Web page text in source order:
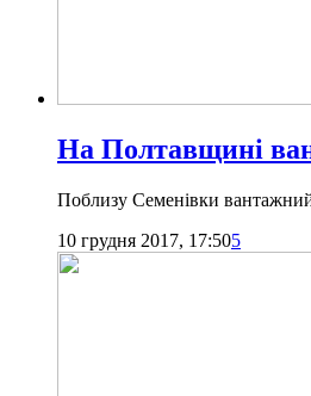
На Полтавщині
Поблизу Семенівки
10 грудня 2017, 17:505